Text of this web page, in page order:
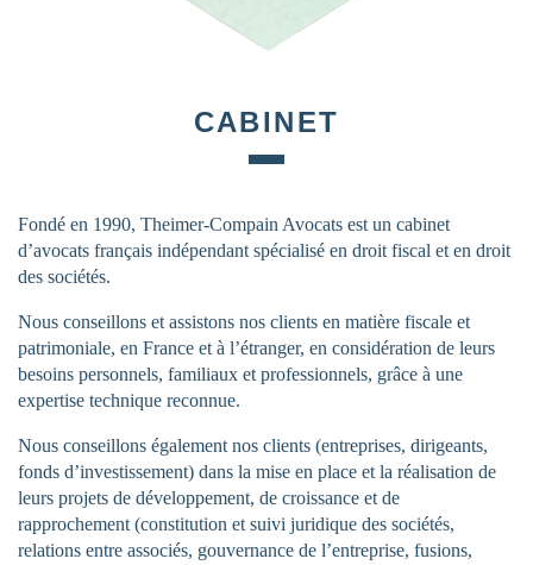
CABINET
Fondé en 1990, Theimer-Compain Avocats est un cabinet
d’avocats français indépendant spécialisé en droit fiscal et en droit
des sociétés.
Nous conseillons et assistons nos clients en matière fiscale et
patrimoniale, en France et à l’étranger, en considération de leurs
besoins personnels, familiaux et professionnels, grâce à une
expertise technique reconnue.
Nous conseillons également nos clients (entreprises, dirigeants,
fonds d’investissement) dans la mise en place et la réalisation de
leurs projets de développement, de croissance et de
rapprochement (constitution et suivi juridique des sociétés,
relations entre associés, gouvernance de l’entreprise, fusions,